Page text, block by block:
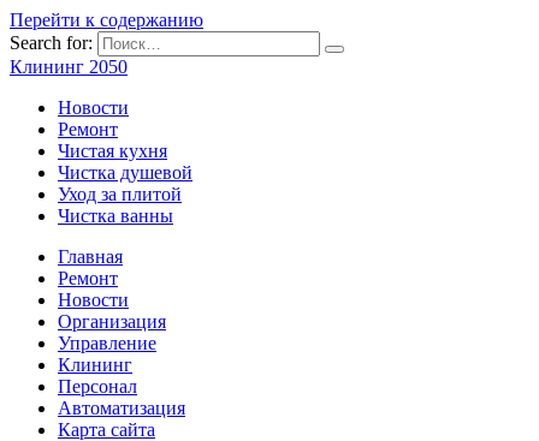
Перейти к содержанию
Search for:
Клининг 2050
Новости
Ремонт
Чистая кухня
Чистка душевой
Уход за плитой
Чистка ванны
Главная
Ремонт
Новости
Организация
Управление
Клининг
Персонал
Автоматизация
Карта сайта